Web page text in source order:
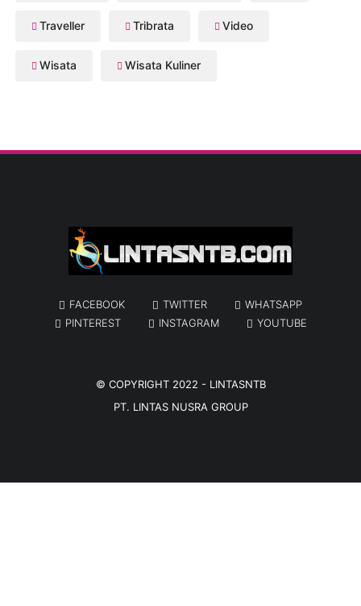
Traveller Tribrata Video
Wisata Wisata Kuliner
FACEBOOK TWITTER
WHATSAPP
PINTEREST
INSTAGRAM YOUTUBE
© COPYRIGHT 2022 - LINTASNTB
PT. LINTAS NUSRA GROUP